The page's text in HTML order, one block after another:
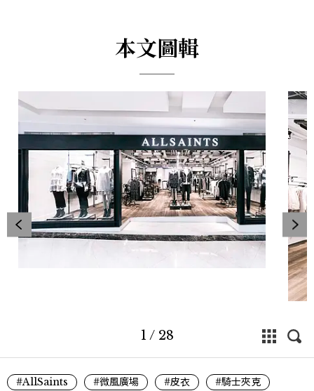
本文圖輯
1 / 28
#AllSaints #微風廣場 #皮衣 #騎士夾克